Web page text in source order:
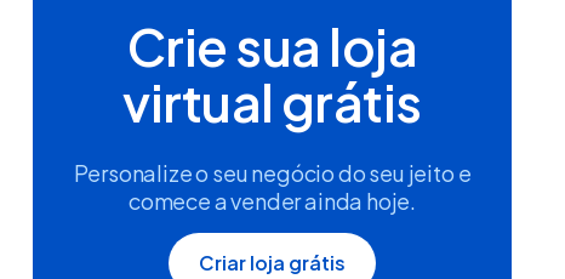
Crie sua loja
virtual grátis
Personalize o seu negócio do seu jeito e
comece a vender ainda hoje.
Criar loja grátis